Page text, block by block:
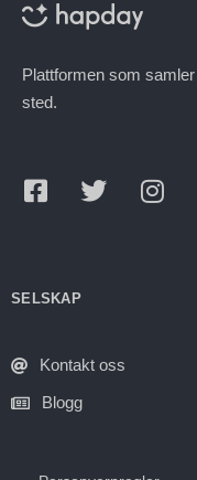
Plattformen som
sted.
SELSKAP
Kontakt oss
Blogg